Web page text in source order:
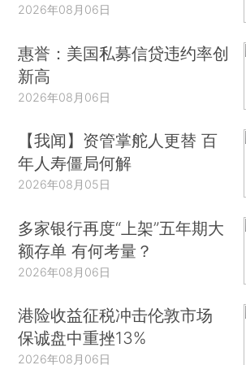
2026年08月06日
惠誉：美国私募信贷违约率创
新高
2026年08月06日
【我闻】资管掌舵人更替 百
年人寿僵局何解
2026年08月05日
多家银行再度“上架”五年期大
额存单 有何考量？
2026年08月06日
港险收益征税冲击伦敦市场
保诚盘中重挫13%
2026年08月06日